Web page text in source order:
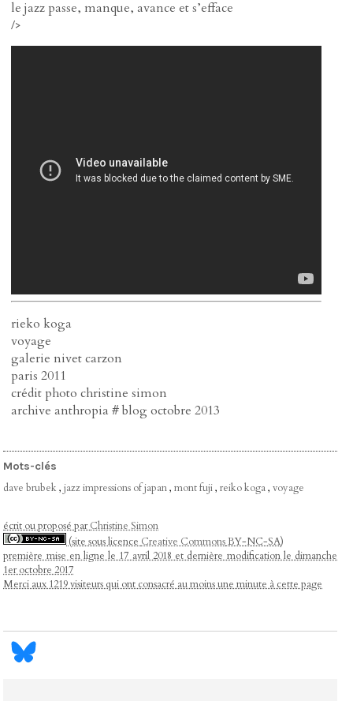
le jazz passe, manque, avance et s’efface
/>
rieko koga
voyage
galerie nivet carzon
paris 2011
crédit photo christine simon
archive anthropia # blog octobre 2013
Mots-clés
dave brubek ,jazz impressions of japan,mont fuji,reiko koga,voyage
écrit ou proposé parChristine Simon
(site sous licence Creative CommonsBY-NC-SA)
première mise en ligne le 17 avril 2018 et dernière modification le dimanche
1er octobre 2017
Merci aux 1219 visiteurs qui ont consacré au moins une minute à cette page